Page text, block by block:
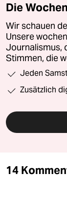
Die
Wir schauen
Unsere
Journalismus,
Stimmen, die
Jeden
Zusätzlich
14